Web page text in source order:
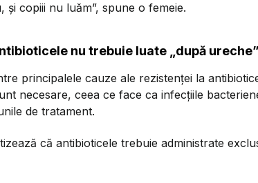
și copiii nu luăm”, spune o femeie.
nu trebuie luate „după ureche”
principalele cauze ale rezistenței la
necesare, ceea ce face ca infecțiile
de tratament.
că antibioticele trebuie administrate